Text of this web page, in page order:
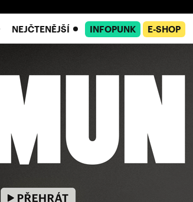
NEJČTENĚJŠÍ INFOPUNK E-SHOP